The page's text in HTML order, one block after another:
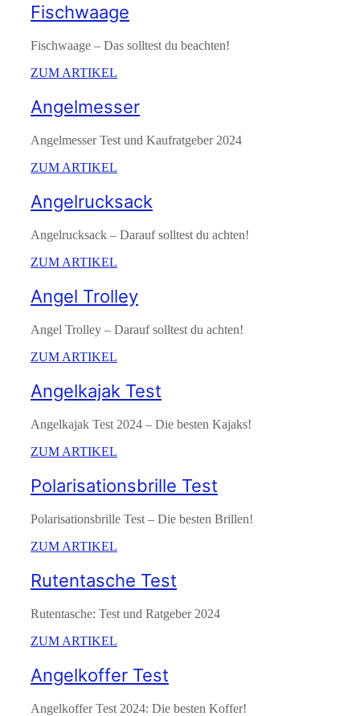
Fischwaage
Fischwaage – Das solltest du beachten!
ZUM ARTIKEL
Angelmesser
Angelmesser Test und Kaufratgeber 2024
ZUM ARTIKEL
Angelrucksack
Angelrucksack – Darauf solltest du achten!
ZUM ARTIKEL
Angel Trolley
Angel Trolley – Darauf solltest du achten!
ZUM ARTIKEL
Angelkajak Test
Angelkajak Test 2024 – Die besten Kajaks!
ZUM ARTIKEL
Polarisationsbrille Test
Polarisationsbrille Test – Die besten Brillen!
ZUM ARTIKEL
Rutentasche Test
Rutentasche: Test und Ratgeber 2024
ZUM ARTIKEL
Angelkoffer Test
Angelkoffer Test 2024: Die besten Koffer!